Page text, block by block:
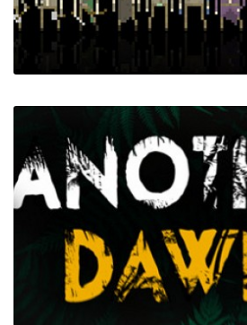
Dwarf Fortress